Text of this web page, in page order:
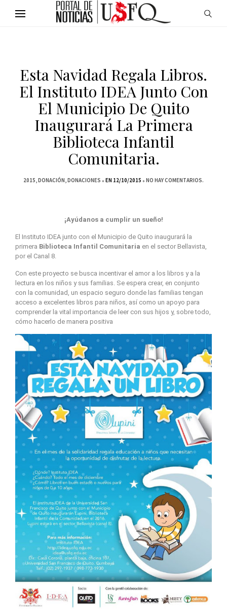
Esta Navidad Regala Libros.
El Instituto IDEA Junto Con
El Municipio De Quito
Inaugurará La Primera
Biblioteca Infantil
Comunitaria.
2015 DONACIÓN DONACIONES EN 12/10/2015 NO HAY COMENTARIOS.
¡Ayúdanos a cumplir un sueño!
El Instituto IDEA junto con el Municipio de Quito inaugurará la
primera Biblioteca Infantil Comunitaria en el sector Bellavista,
por el Canal 8.
Con este proyecto se busca incentivar el amor a los libros y a la
lectura en los niños y sus familias. Se espera crear, en conjunto
con la comunidad, un espacio seguro donde las familias tengan
acceso a excelentes libros para niños, así como un apoyo para
comprender la vital importancia de leer con sus hijos y, sobre todo,
cómo hacerlo de manera positiva